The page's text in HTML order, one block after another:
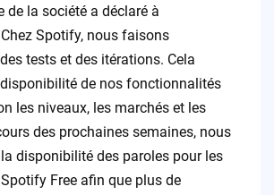
de la société a déclaré à
Spotify, nous faisons
tests et des itérations. Cela
de nos fonctionnalités
les niveaux, les marchés et les
des prochaines semaines, nous
disponibilité des paroles pour les
Free afin que plus de